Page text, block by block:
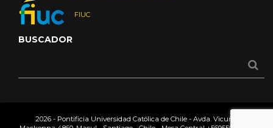
FIUC
BUSCADOR
2026 - Pontificia Universidad Católica de Chile - Avda. Vicuña